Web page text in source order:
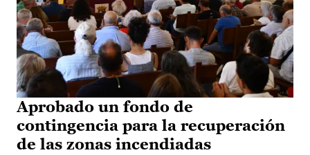
Aprobado un fondo de
contingencia para la recuperación
de las zonas incendiadas